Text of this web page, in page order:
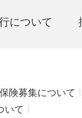
について
険募集について
いて